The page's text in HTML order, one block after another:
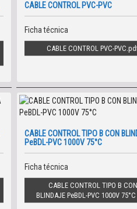
CABLE CONTROL PVC-PVC
Ficha técnica
CABLE CONTROL PVC-PVC
CABLE CONTROL TIPO B CON
PeBDL-PVC 1000V 75°C
Ficha técnica
CABLE CONTROL TIPO B CON
BLINDAJE PeBDL-PVC 1000V 75°C